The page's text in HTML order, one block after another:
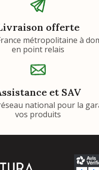
offerte
métropolitaine à
en point relais
et SAV
national pour la
vos produits